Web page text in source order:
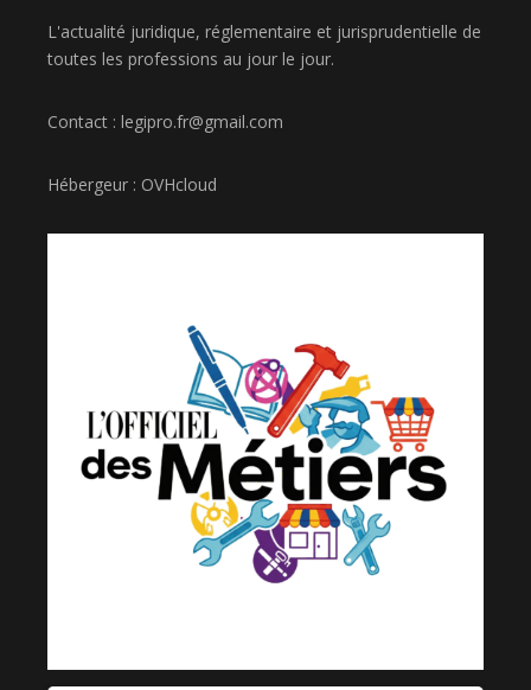
L'actualité juridique, réglementaire et jurisprudentielle de
toutes les professions au jour le jour.
Contact : legipro.fr@gmail.com
Hébergeur : OVHcloud